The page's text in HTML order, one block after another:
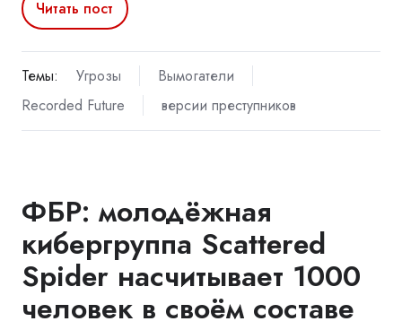
Читать пост
Темы: Угрозы
Вымогатели
Recorded Future
версии преступников
ФБР: молодёжная
кибергруппа Scattered
Spider насчитывает 1000
человек в своём составе